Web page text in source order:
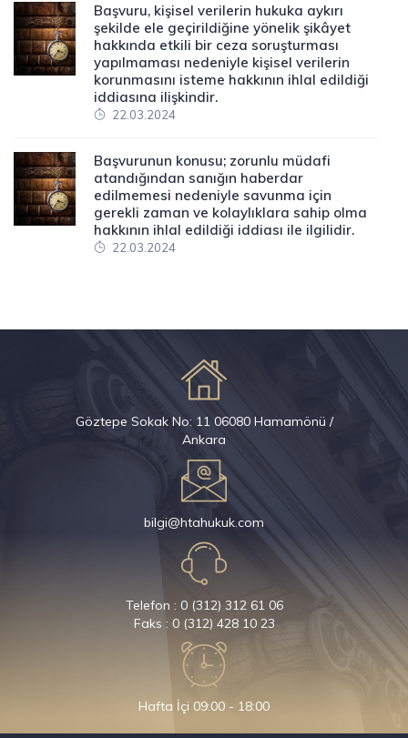
Başvuru, kişisel verilerin hukuka aykırı
şekilde ele geçirildiğine yönelik şikâyet
hakkında etkili bir ceza soruşturması
yapılmaması nedeniyle kişisel verilerin
korunmasını isteme hakkının ihlal edildiği
iddiasına ilişkindir.
22.03.2024
Başvurunun konusu; zorunlu müdafi
atandığından sanığın haberdar
edilmemesi nedeniyle savunma için
gerekli zaman ve kolaylıklara sahip olma
hakkının ihlal edildiği iddiası ile ilgilidir.
22.03.2024
Göztepe Sokak No: 11 06080 Hamamönü /
Ankara
bilgi@htahukuk.com
Telefon : 0 (312) 312 61 06
Faks : 0 (312) 428 10 23
Hafta İçi 09:00 - 18:00